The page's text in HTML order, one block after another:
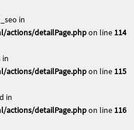
in
actions/detailPage.phpon line 114
in
actions/detailPage.phpon line 115
in
actions/detailPage.phpon line 116